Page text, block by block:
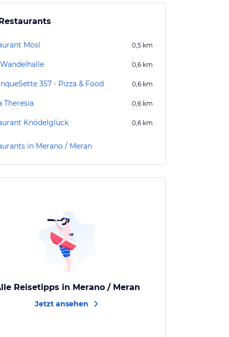
Mösl 0,5 km
0,6 km
357 - Pizza & Food 0,6 km
Theresia 0,6 km
Knödelglück 0,6 km
in Merano / Meran
Reisetipps in Merano / Meran
Jetzt ansehen